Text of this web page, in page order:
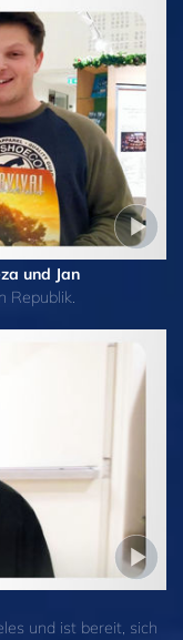
und Jan
Republik.
und ist bereit, sich